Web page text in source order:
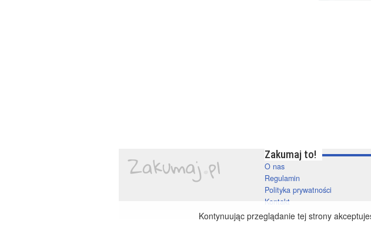
Zakumaj to!
O nas
Regulamin
Polityka prywatności
Kontakt
Kontynuując przeglądanie tej strony